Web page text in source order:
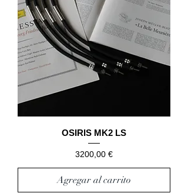
OSIRIS MK2 LS
Precio
3200,00 €
Agregar al carrito